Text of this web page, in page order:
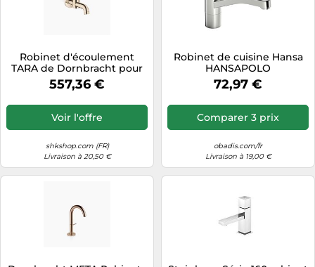
Robinet d'écoulement
TARA de Dornbracht pour
montage mural, eau froide,
30010892-47, Couleur:
Champagne
557,36 €
Voir l'offre
shkshop.com (FR)
Livraison à 20,50 €
Robinet de cuisine Hansa
HANSAPOLO
5148229300676, fonction
eau froide, pivotant, portée
de 215 mm, chromé
72,97 €
Comparer 3 prix
obadis.com/fr
Livraison à 19,00 €